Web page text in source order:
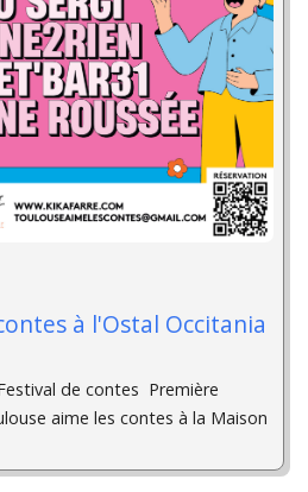
à l'Ostal Occitania
de contes ­ Première
aime les contes à la Maison